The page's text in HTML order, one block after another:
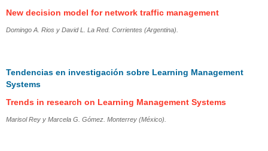
New decision model for network traffic management
Domingo A. Rios y David L. La Red. Corrientes (Argentina).
Tendencias en investigación sobre Learning Management
Systems
Trends in research on Learning Management Systems
Marisol Rey y Marcela G. Gómez. Monterrey (México).